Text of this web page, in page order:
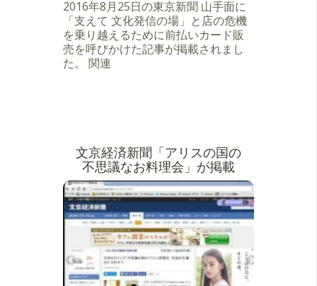
2016年8月25日の東京新聞 山手面に
「支えて 文化発信の場」と店の危機
を乗り越えるために前払いカード販
売を呼びかけた記事が掲載されまし
た。 関連
文京経済新聞「アリスの国の
不思議なお料理会」が掲載